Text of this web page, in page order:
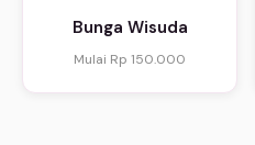
Bunga Wisuda
Mulai Rp 150.000